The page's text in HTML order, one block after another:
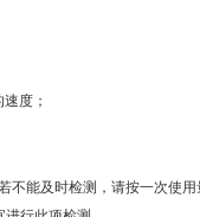
度；
不能及时检测，请按一次使